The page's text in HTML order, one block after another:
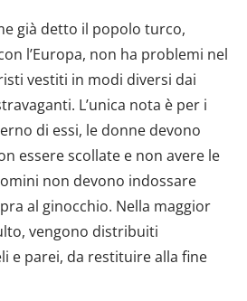
già detto il popolo turco,
l’Europa, non ha problemi nel
vestiti in modi diversi dai
L’unica nota è per i
di essi, le donne devono
essere scollate e non avere le
non devono indossare
al ginocchio. Nella maggior
vengono distribuiti
e parei, da restituire alla fine